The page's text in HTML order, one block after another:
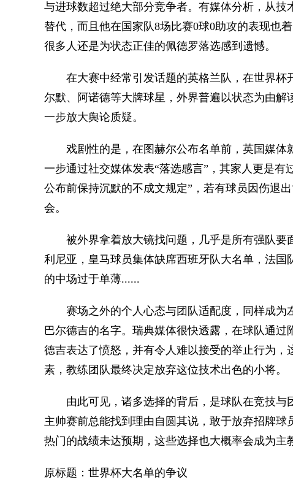
与进球数超过绝大部分竞争者。有媒体分析，从
替代，而且他在国家队8场比赛0球0助攻的表现也
很多人还是为状态正佳的佩德罗落选感到遗憾。
在大赛中经常引发话题的英格兰队，在世界杯
尔默、阿诺德等大牌球星，外界普遍以状态为由
一步放大舆论质疑。
戏剧性的是，在图赫尔公布名单前，英国媒体
一步通过社交媒体发表“落选感言”，其家人更是
公布前保持沉默的不成文规定”，若有球员因伤退
会。
被外界拿着放大镜找问题，几乎是所有强队要
利尼亚，皇马球员集体缺席西班牙队大名单，法
的中场过于单薄......
赛场之外的个人心态与团队适配度，同样成为
巴尔德吉的名字。瑞典媒体很快透露，在球队通
德吉表达了愤怒，并有令人难以接受的举止行为
素，教练团队最终决定放弃这位技术出色的小将。
由此可见，诸多选择的背后，是球队在竞技与
主帅赛前总能找到理由自圆其说，敢于放弃招牌
热门的战绩未达预期，这些选择也大概率会成为主
原标题：世界杯大名单的争议